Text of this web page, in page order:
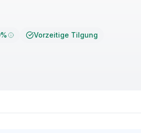
Vorzeitige Tilgung